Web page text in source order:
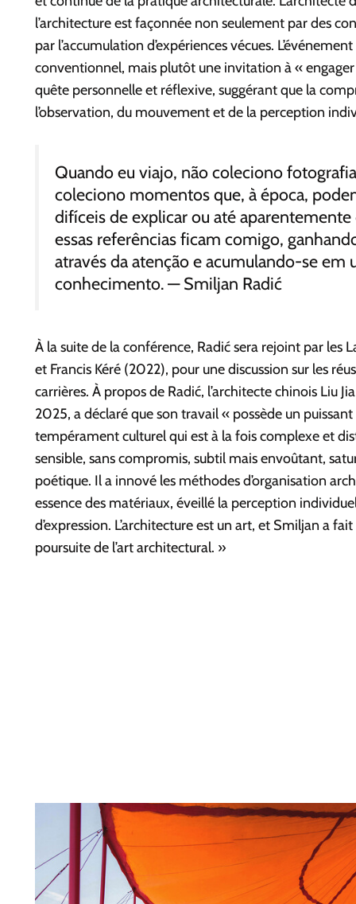
l’architecture est façonnée non seulement par des
par l’accumulation d’expériences vécues.
conventionnel, mais plutôt une invitation à «
quête personnelle et réflexive, suggérant que la
l’observation, du mouvement et de la perception
Quando eu viajo, não coleciono
coleciono momentos que, à época,
difíceis de explicar ou até
essas referências ficam comigo,
através da atenção e acumulando-se em
conhecimento.— Smiljan Radić
À la suite de la conférence, Radić sera rejoint par les
et Francis Kéré (2022), pour une discussion sur les
carrières. À propos de Radić, l’architecte chinois Liu
2025, a déclaré que son travail « possède un puissant
tempérament culturel qui est à la fois complexe et
sensible, sans compromis, subtil mais envoûtant,
poétique. Il a innové les méthodes d’organisation
essence des matériaux, éveillé la perception
d’expression. L’architecture est un art, et Smiljan a
poursuite de l’art architectural. »